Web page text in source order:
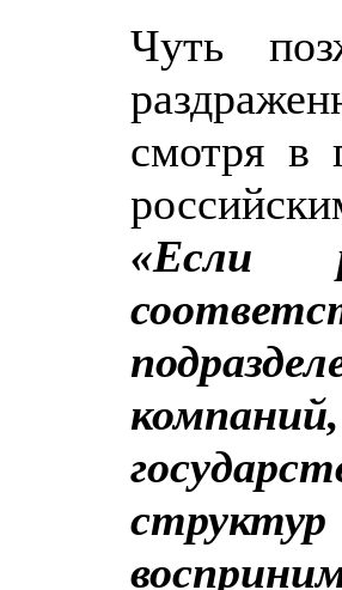
Чуть
смотря в
«Если
компаний,